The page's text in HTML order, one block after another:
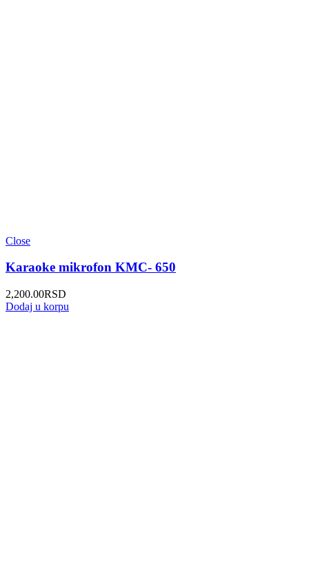
Close
Karaoke mikrofon KMC- 650
2,200.00RSD
Dodaj u korpu